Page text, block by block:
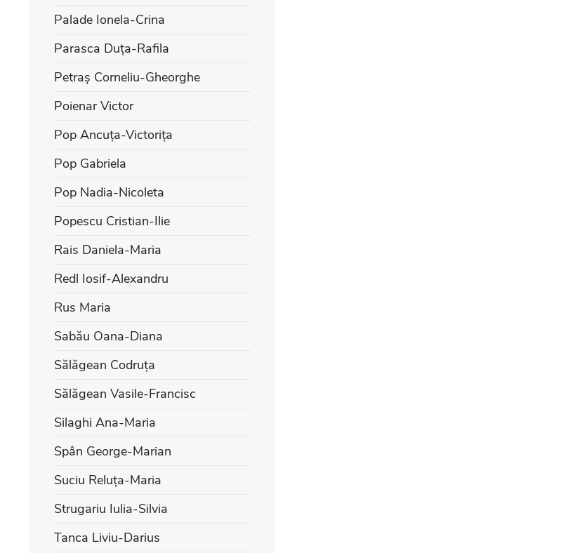
Palade Ionela-Crina
Parasca Duța-Rafila
Petraș Corneliu-Gheorghe
Poienar Victor
Pop Ancuța-Victorița
Pop Gabriela
Pop Nadia-Nicoleta
Popescu Cristian-Ilie
Rais Daniela-Maria
Redl Iosif-Alexandru
Rus Maria
Sabău Oana-Diana
Sălăgean Codruța
Sălăgean Vasile-Francisc
Silaghi Ana-Maria
Spân George-Marian
Suciu Reluța-Maria
Strugariu Iulia-Silvia
Tanca Liviu-Darius